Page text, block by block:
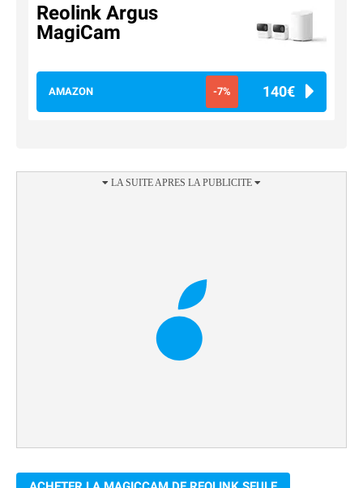
Reolink Argus
MagiCam
AMAZON -7% 140€